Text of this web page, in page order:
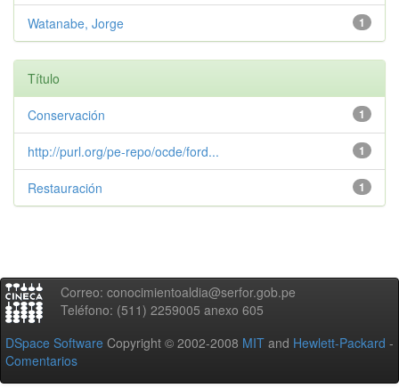
1
Watanabe, Jorge
Título
1
Conservación
1
http://purl.org/pe-repo/ocde/ford...
1
Restauración
Correo: conocimientoaldia@serfor.gob.pe
Teléfono: (511) 2259005 anexo 605
DSpace Software Copyright © 2002-2008 MIT and Hewlett-Packard -
Comentarios